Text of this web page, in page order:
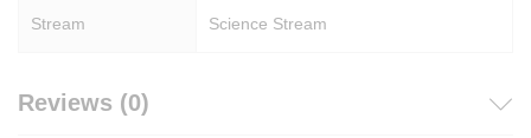
Stream Science Stream
Reviews (0)